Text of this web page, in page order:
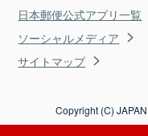
日本郵便公式アプリ一覧
ソーシャルメディア
サイトマップ
Copyright (C)